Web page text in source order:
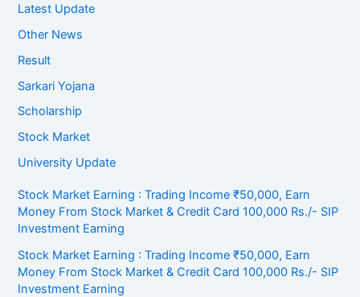
Latest Update
Other News
Result
Sarkari Yojana
Scholarship
Stock Market
University Update
Stock Market Earning : Trading Income ₹50,000, Earn
Money From Stock Market & Credit Card 100,000 Rs./- SIP
Investment Earning
Stock Market Earning : Trading Income ₹50,000, Earn
Money From Stock Market & Credit Card 100,000 Rs./- SIP
Investment Earning